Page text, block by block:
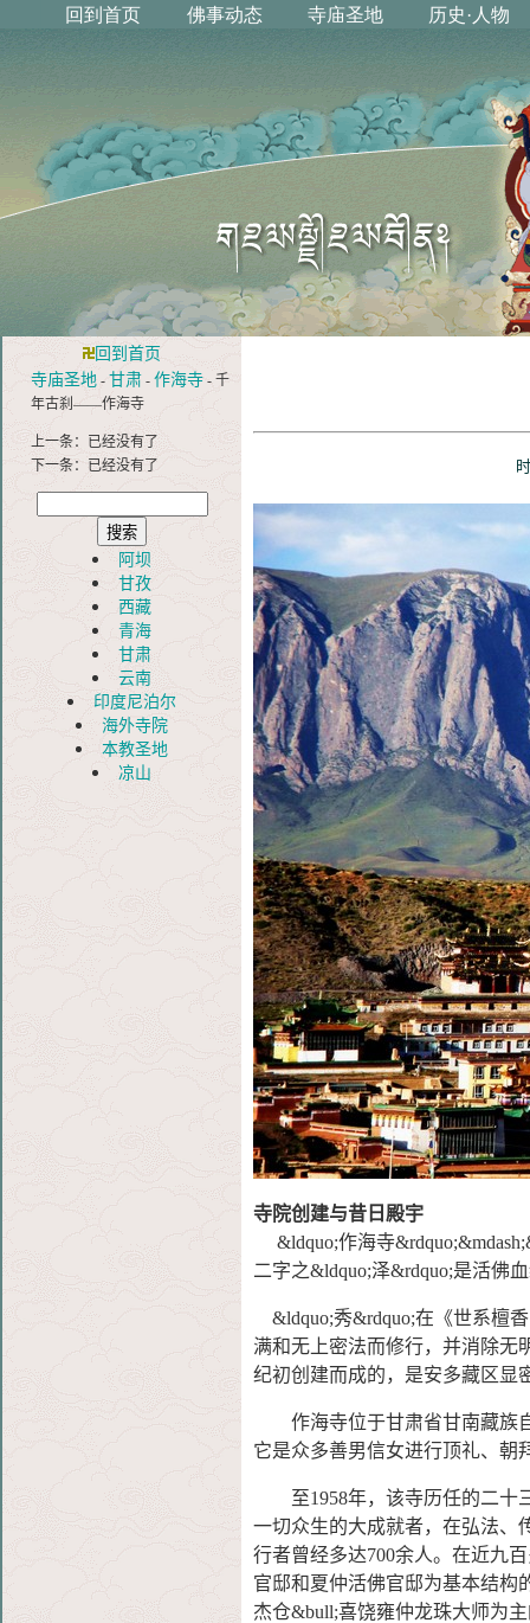
回到首页
寺庙圣地 - 甘肃 - 作海寺 - 千
年古刹——作海寺
上一条：已经没有了
下一条：已经没有了
阿坝
甘孜
西藏
青海
甘肃
云南
印度尼泊尔
海外寺院
本教圣地
凉山
寺院创建与昔日殿宇
&ldquo;作海寺
二字之&ldquo;泽&rdquo;是活佛
&ldquo;秀&rdquo;在《世系檀
满和无上密法而修行，并消除无
纪初创建而成的，是安多藏区显
作海寺位于甘肃省甘南藏族自
它是众多善男信女进行顶礼、朝
至1958年，该寺历任的二十三
一切众生的大成就者，在弘法、
行者曾经多达700余人。在近九
官邸和夏仲活佛官邸为基本结构
杰仓&bull;喜饶雍仲龙珠大师为